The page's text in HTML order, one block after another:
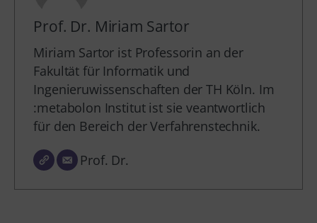
Prof. Dr. Miriam Sartor
Miriam Sartor ist Professorin an der
Fakultät für Informatik und
Ingenieruwissenschaften der TH Köln. Im
:metabolon Institut ist sie veantwortlich
für den Bereich der Verfahrenstechnik.
Prof. Dr.